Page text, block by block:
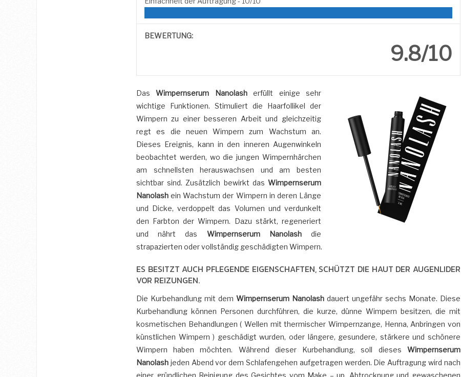
BEWERTUNG:
9.8/10
DasWimpernserum Nanolasherfüllt einige sehr
wichtige Funktionen. Stimuliert die Haarfollikel der
Wimpern zu einer besseren Arbeit und gleichzeitig
regt es die neuen Wimpern zum Wachstum an.
Dieses Ereignis, kann in den inneren Augenwinkeln
beobachtet werden, wo die jungen Wimpernhärchen
am schnellsten herauswachsen und am besten
sichtbar sind. Zusätzlich bewirkt das Wimpernserum
Nanolash ein Wachstum der Wimpern in deren Länge
und Dicke, verdoppelt das Volumen und verdunkelt
den Farbton der Wimpern. Dazu stärkt, regeneriert
und nährt das Wimpernserum Nanolashdie
strapazierten oder vollständig geschädigten Wimpern.
ES BESITZT AUCH PFLEGENDE EIGENSCHAFTEN, SCHÜTZT DIE HAUT DER AUGENLIDER
VOR REIZUNGEN.
Die Kurbehandlung mit dem Wimpernserum Nanolashdauert ungefähr sechs Monate. Diese
Kurbehandlung können Personen durchführen, die kurze, dünne Wimpern besitzen, die mit
kosmetischen Behandlungen ( Wellen mit thermischer Wimpernzange, Henna, Anbringen von
künstlichen Wimpern ) geschädigt wurden, oder längere, gesundere, stärkere und schönere
Wimpern haben möchten. Während dieser Kurbehandlung, soll dieses Wimpernserum
Nanolash jeden Abend vor dem Schlafengehen aufgetragen werden. Die Auftragung wird nach
einer gründlichen Reinigung des Gesichtes vom Make – up, Abtrocknung und gewaschenen